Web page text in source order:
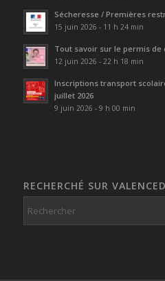
Sécheresse / Premières
15 juin 2026 - 11 h 24 min
Tout savoir sur le permis de
12 juin 2026 - 22 h 18 min
Inscriptions transport
juillet 2026
9 juin 2026 - 9 h 00 min
RECHERCHÉ SUR